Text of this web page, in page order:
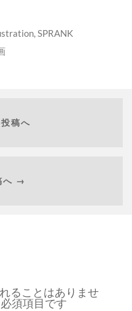
,SPRANK
稿へ
へ →
ることはありませ
須項目です